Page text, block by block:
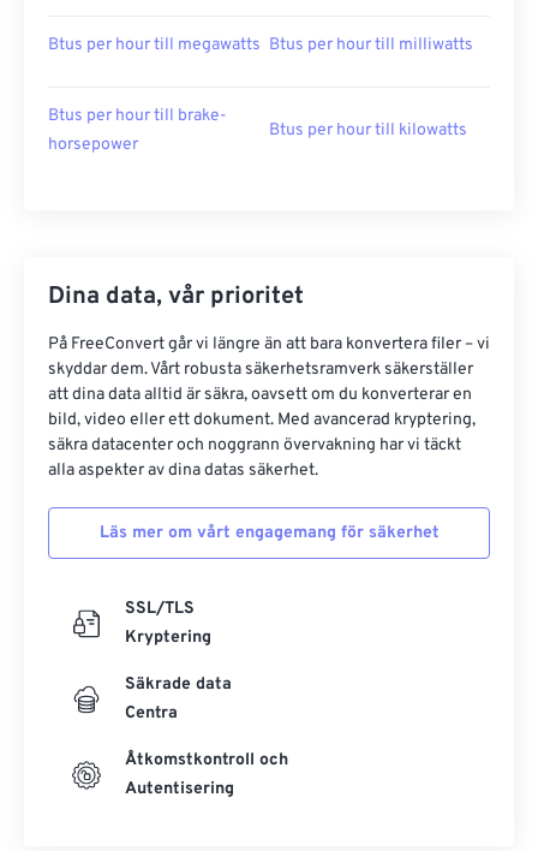
Btus per hour till megawatts Btus per hour till milliwatts
Btus per hour till brake-
horsepower
Btus per hour till kilowatts
Dina data, vår prioritet
På FreeConvert går vi längre än att bara konvertera filer – vi
skyddar dem. Vårt robusta säkerhetsramverk säkerställer
att dina data alltid är säkra, oavsett om du konverterar en
bild, video eller ett dokument. Med avancerad kryptering,
säkra datacenter och noggrann övervakning har vi täckt
alla aspekter av dina datas säkerhet.
Läs mer om vårt engagemang för säkerhet
SSL/TLS
Kryptering
Säkrade data
Centra
Åtkomstkontroll och
Autentisering